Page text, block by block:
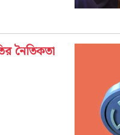
নৈতিকতা